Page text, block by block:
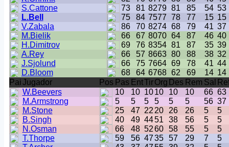
S.Cattone
73 81 8279 81 85 54 53
L.Bell
75 84 7577 78 77 15 15
V.Zabala
86 70 8274 68 79 41 37
M.Bielik
66 67 8070 64 87 46 40
H.Dimitrov
69 76 8354 81 87 35 39
A.Rey
66 57 8663 80 88 38 32
J.Sjolund
66 75 7664 69 78 41 44
D.Bloom
68 64 6768 62 69 14 14
PaiJugador Pos Pas EntTir Org Des Rem Sal
W.Beevers
10 10 10 10 10 10 66 63
M.Armstrong
5 5 5 5 5 5 56 37
M.Stone
25 47 22 20 26 26 5
5
B.Singh
40 49 4451 38 56 5
5
N.Osman
66 48 5260 58 55 5
5
T.Thorpe
59 56 4735 57 29 7
5